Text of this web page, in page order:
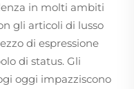
in molti ambiti
gli articoli di lusso
di espressione
di status. Gli
oggi impazziscono